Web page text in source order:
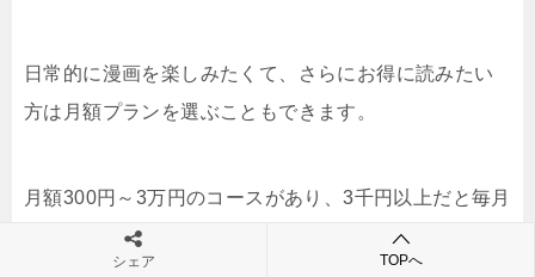
日常的に漫画を楽しみたくて、さらにお得に読みたい
方は月額プランを選ぶこともできます。
月額300円～3万円のコースがあり、3千円以上だと毎月
特典が付いてきます。
シェア TOPへ